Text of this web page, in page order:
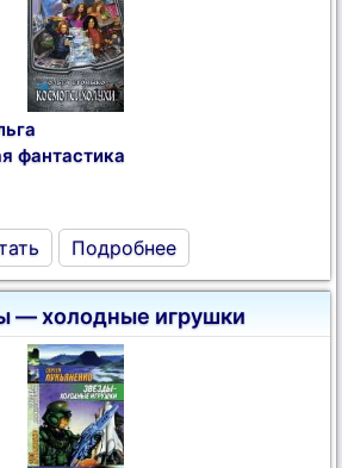
фантастика
Подробнее
— холодные игрушки